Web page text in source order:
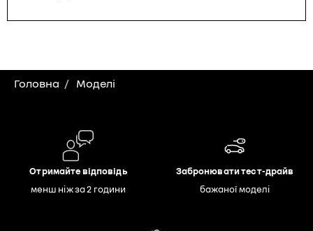
Головна Моделі
Отримайте відповідь
менш ніж за 2 години
Забронювати тест-драйв
бажаної моделі